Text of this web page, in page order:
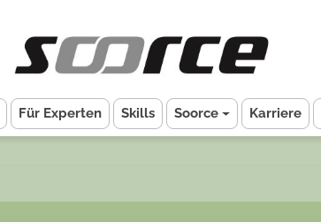
Für Experten Skills Soorce Karriere